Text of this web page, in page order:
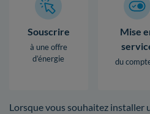
Souscrire
à une offre
d’énergie
Mise
du
Lorsque vous souhaitez installer